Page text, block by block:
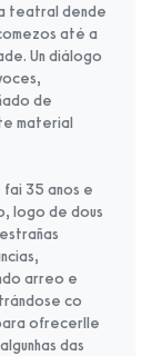
teatral dende
até a
Un diálogo
de
material
35 anos e
logo de dous
arreo e
co
ofrecerlle
das